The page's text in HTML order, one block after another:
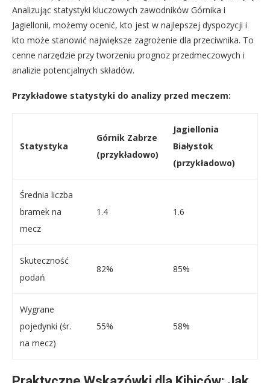
Analizując statystyki kluczowych zawodników Górnika i
Jagiellonii, możemy ocenić, kto jest w najlepszej dyspozycji i
kto może stanowić największe zagrożenie dla przeciwnika. To
cenne narzędzie przy tworzeniu prognoz przedmeczowych i
analizie potencjalnych składów.
Przykładowe statystyki do analizy przed meczem:
Statystyka
Górnik Zabrze
(przykładowo)
Jagiellonia
Białystok
(przykładowo)
Średnia liczba
bramek na
mecz
1.4 1.6
Skuteczność
podań
82% 85%
Wygrane
pojedynki (śr.
na mecz)
55% 58%